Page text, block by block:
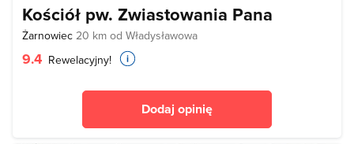
Kościół pw. Zwiastowania Pana
Żarnowiec 20 km od Władysławowa
9.4 Rewelacyjny!
Dodaj opinię